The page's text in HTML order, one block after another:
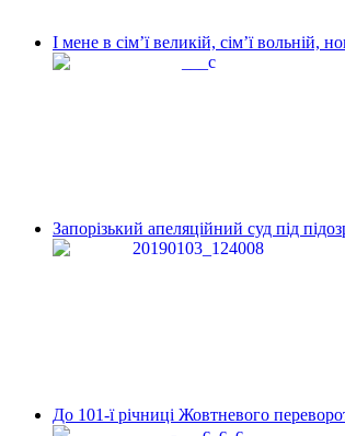
І мене в сім’ї великій, сім’ї вольній,
Запорізький апеляційний суд під
До 101-ї річниці Жовтневого